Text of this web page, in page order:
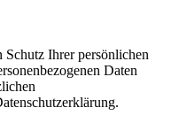
Schutz Ihrer persönlichen
Daten